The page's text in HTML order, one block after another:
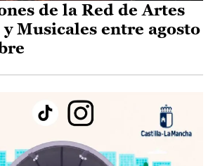
de la Red de Artes
y Musicales entre agosto